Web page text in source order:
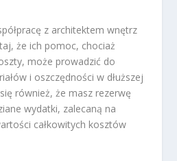
z architektem wnętrz
że ich pomoc, chociaż
może prowadzić do
i oszczędności w dłuższej
również, że masz rezerwę
wydatki, zalecaną na
całkowitych kosztów